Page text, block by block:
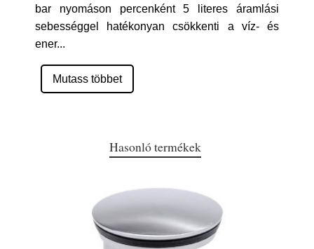
bar nyomáson percenként 5 literes áramlási
sebességgel hatékonyan csökkenti a víz- és
ener...
Mutass többet
Hasonló termékek